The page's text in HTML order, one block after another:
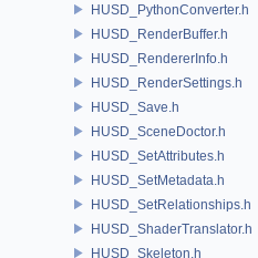
HUSD_PythonConverter.h
HUSD_RenderBuffer.h
HUSD_RendererInfo.h
HUSD_RenderSettings.h
HUSD_Save.h
HUSD_SceneDoctor.h
HUSD_SetAttributes.h
HUSD_SetMetadata.h
HUSD_SetRelationships.h
HUSD_ShaderTranslator.h
HUSD_Skeleton.h